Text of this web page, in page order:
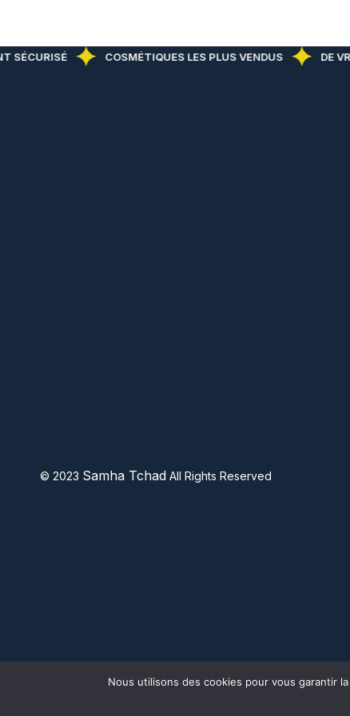
SÉCURISÉ COSMÉTIQUES LES PLUS VENDUS DE
© 2023 Samha Tchad All Rights Reserved
Nous utilisons des cookies pour vous garantir
Avez-vous besoin d'aide?